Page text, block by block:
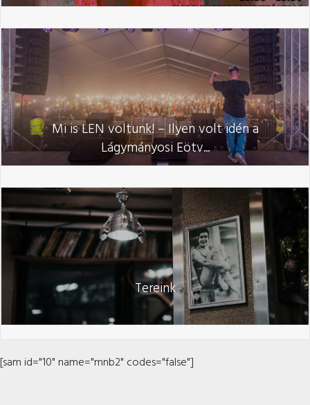
Mi is LEN voltunk! – Ilyen volt idén a
Lágymányosi Eötv...
Tereink
[sam id="10" name="mnb2" codes="false"]